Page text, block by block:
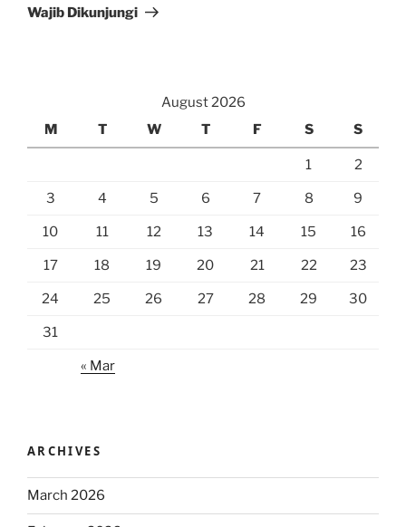
Wajib Dikunjungi
August 2026
M
T W T F S S
1 2
3 4 5 6 7 8 9
10 11 12 13 14 15 16
17 18 19 20 21 22 23
24 25 26 27 28 29 30
31
« Mar
ARCHIVES
March 2026